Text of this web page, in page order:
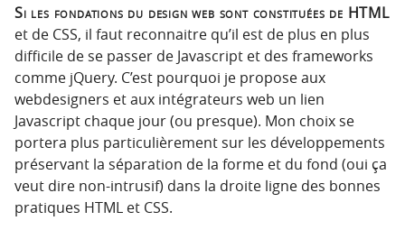
c
i
p
a
l
e
Si les fondations du design web sont constituées de HTML
et de CSS, il faut reconnaitre qu’il est de plus en plus
difficile de se passer de Javascript et des frameworks
comme jQuery. C’est pourquoi je propose aux
webdesigners et aux intégrateurs web un lien
Javascript chaque jour (ou presque). Mon choix se
portera plus particulièrement sur les développements
préservant la séparation de la forme et du fond (oui ça
veut dire non-intrusif) dans la droite ligne des bonnes
pratiques HTML et CSS.